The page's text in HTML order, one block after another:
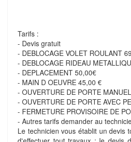
Tarifs :
- Devis gratuit
- DEBLOCAGE VOLET ROULANT
- DEBLOCAGE RIDEAU
- DEPLACEMENT 50,00€
- MAIN D OEUVRE 45,00 €
- OUVERTURE DE PORTE
- OUVERTURE DE PORTE AVEC
- FERMETURE PROVISOIRE DE
- Autres tarifs demander au
Le technicien vous établit un devis